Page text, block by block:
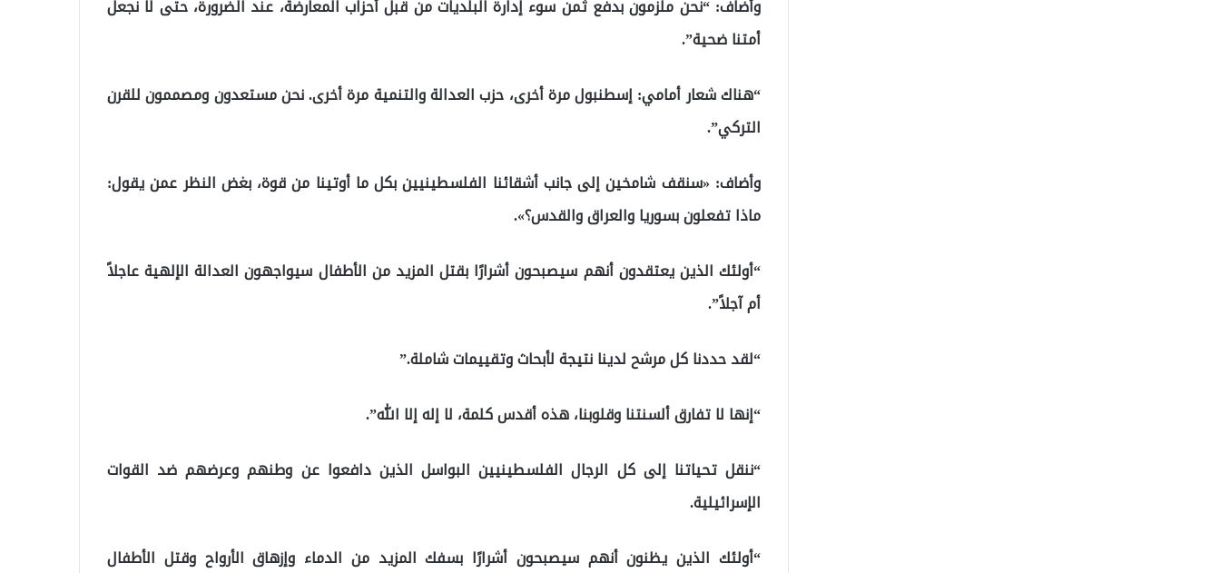
وأضاف: “نحن ملزمون بدفع ثمن سوء إدارة البلديات من قبل أحزاب المعارضة، عند الضرورة، حتى لا نجعل
أمتنا ضحية”.
“هناك شعار أمامي: إسطنبول مرة أخرى، حزب العدالة والتنمية مرة أخرى. نحن مستعدون ومصممون للقرن
التركي”.
وأضاف: «سنقف شامخين إلى جانب أشقائنا الفلسطينيين بكل ما أوتينا من قوة، بغض النظر عمن يقول:
ماذا تفعلون بسوريا والعراق والقدس؟».
“أولئك الذين يعتقدون أنهم سيصبحون أشرارًا بقتل المزيد من الأطفال سيواجهون العدالة الإلهية عاجلاً
أم آجلاً”.
“لقد حددنا كل مرشح لدينا نتيجة لأبحاث وتقييمات شاملة.”
“إنها لا تفارق ألسنتنا وقلوبنا، هذه أقدس كلمة، لا إله إلا الله”.
“ننقل تحياتنا إلى كل الرجال الفلسطينيين البواسل الذين دافعوا عن وطنهم وعرضهم ضد القوات
الإسرائيلية.
“أولئك الذين يظنون أنهم سيصبحون أشرارًا بسفك المزيد من الدماء وإزهاق الأرواح وقتل الأطفال